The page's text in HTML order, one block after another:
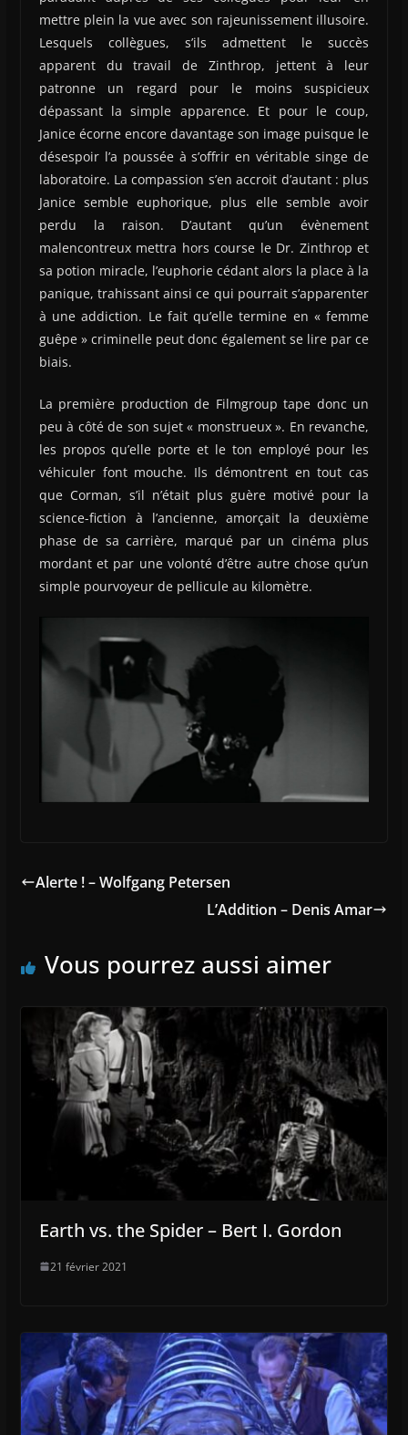
mettre plein la vue avec son rajeunissement illusoire.
Lesquels collègues, s’ils admettent le succès
apparent du travail de Zinthrop, jettent à leur
patronne un regard pour le moins suspicieux
dépassant la simple apparence. Et pour le coup,
Janice écorne encore davantage son image puisque le
désespoir l’a poussée à s’offrir en véritable singe de
laboratoire. La compassion s’en accroit d’autant : plus
Janice semble euphorique, plus elle semble avoir
perdu la raison. D’autant qu’un évènement
malencontreux mettra hors course le Dr. Zinthrop et
sa potion miracle, l’euphorie cédant alors la place à la
panique, trahissant ainsi ce qui pourrait s’apparenter
à une addiction. Le fait qu’elle termine en « femme
guêpe » criminelle peut donc également se lire par ce
biais.
La première production de Filmgroup tape donc un
peu à côté de son sujet « monstrueux ». En revanche,
les propos qu’elle porte et le ton employé pour les
véhiculer font mouche. Ils démontrent en tout cas
que Corman, s’il n’était plus guère motivé pour la
science-fiction à l’ancienne, amorçait la deuxième
phase de sa carrière, marqué par un cinéma plus
mordant et par une volonté d’être autre chose qu’un
simple pourvoyeur de pellicule au kilomètre.
Alerte ! – Wolfgang Petersen
L’Addition – Denis Amar
Vous pourrez aussi aimer
Earth vs. the Spider – Bert I. Gordon
21 février 2021